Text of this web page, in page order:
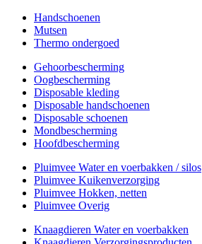
Handschoenen
Mutsen
Thermo ondergoed
Gehoorbescherming
Oogbescherming
Disposable kleding
Disposable handschoenen
Disposable schoenen
Mondbescherming
Hoofdbescherming
Pluimvee Water en voerbakken / silos
Pluimvee Kuikenverzorging
Pluimvee Hokken, netten
Pluimvee Overig
Knaagdieren Water en voerbakken